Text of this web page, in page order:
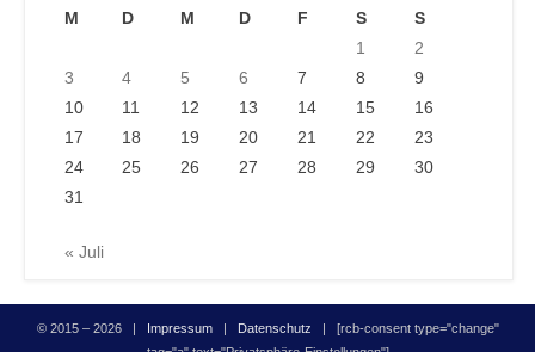
M
D M D F S
S
1
2
3
4 5 6 7 8
9
10
11 12 13 14 15
16
17
18 19 20 21 22
23
24
25 26 27 28 29
30
31
« Juli
© 2015 – 2026 | Impressum| Datenschutz | [rcb-consent type="change"